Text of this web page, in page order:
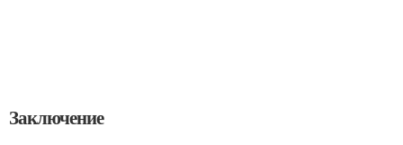
Заключение